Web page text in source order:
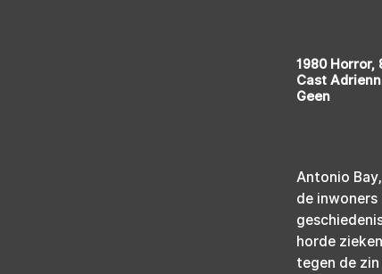
1980 Horror,
Cast
Geen
Antonio
de
horde
tegen de